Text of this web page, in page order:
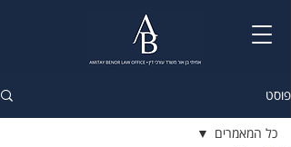
פוסט
כל המאמרים